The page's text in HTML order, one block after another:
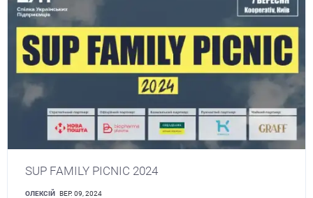
SUP FAMILY PICNIC 2024
ОЛЕКСІЙ ВЕР. 09, 2024